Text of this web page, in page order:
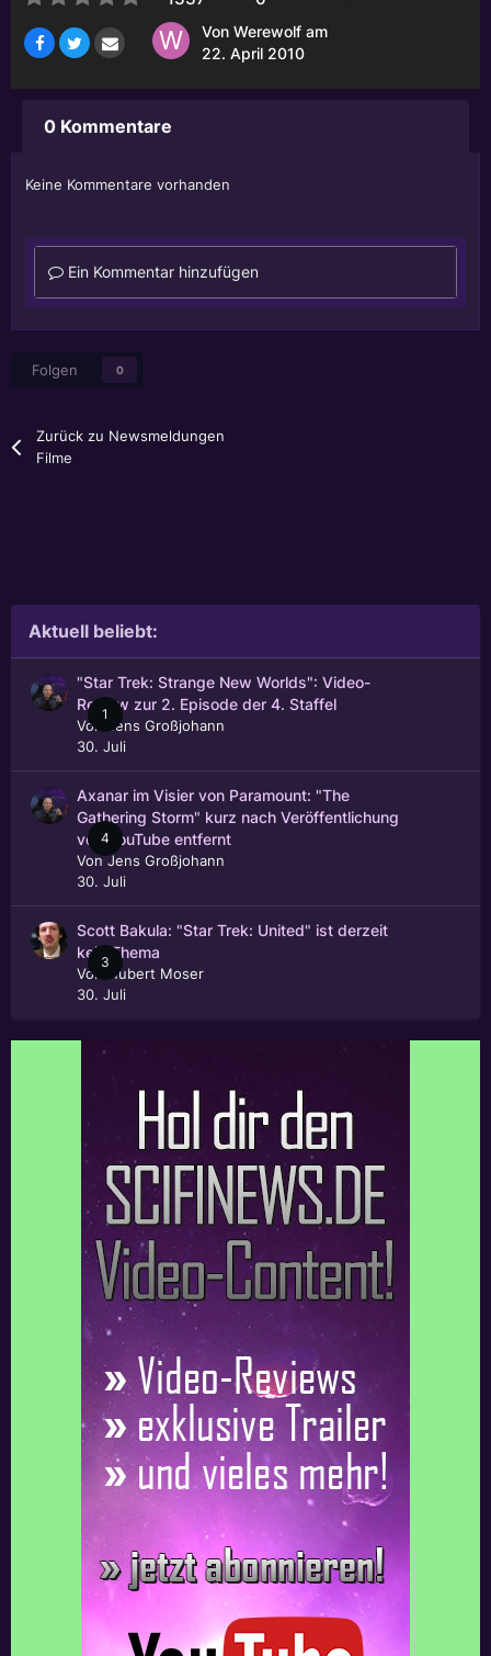
Von Werewolf am
22. April 2010
0 Kommentare
Keine Kommentare vorhanden
Ein Kommentar hinzufügen
Folgen 0
Zurück zu Newsmeldungen
Filme
Aktuell beliebt:
1
"Star Trek: Strange New Worlds": Video-
Review zur 2. Episode der 4. Staffel
Von
Jens Großjohann
30. Juli
4
Axanar im Visier von Paramount: "The
Gathering Storm" kurz nach Veröffentlichung
von YouTube entfernt
VonJens Großjohann
30. Juli
3
Scott Bakula: "Star Trek: United" ist derzeit
kein Thema
Von
Hubert Moser
30. Juli